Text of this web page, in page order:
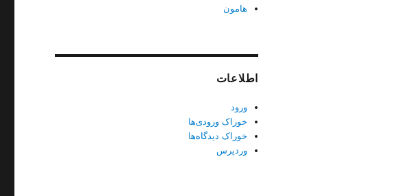
هامون
اطلاعات
ورود
خوراک ورودی‌ها
خوراک دیدگاه‌ها
وردپرس